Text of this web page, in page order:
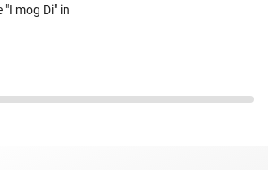
mog Di" in